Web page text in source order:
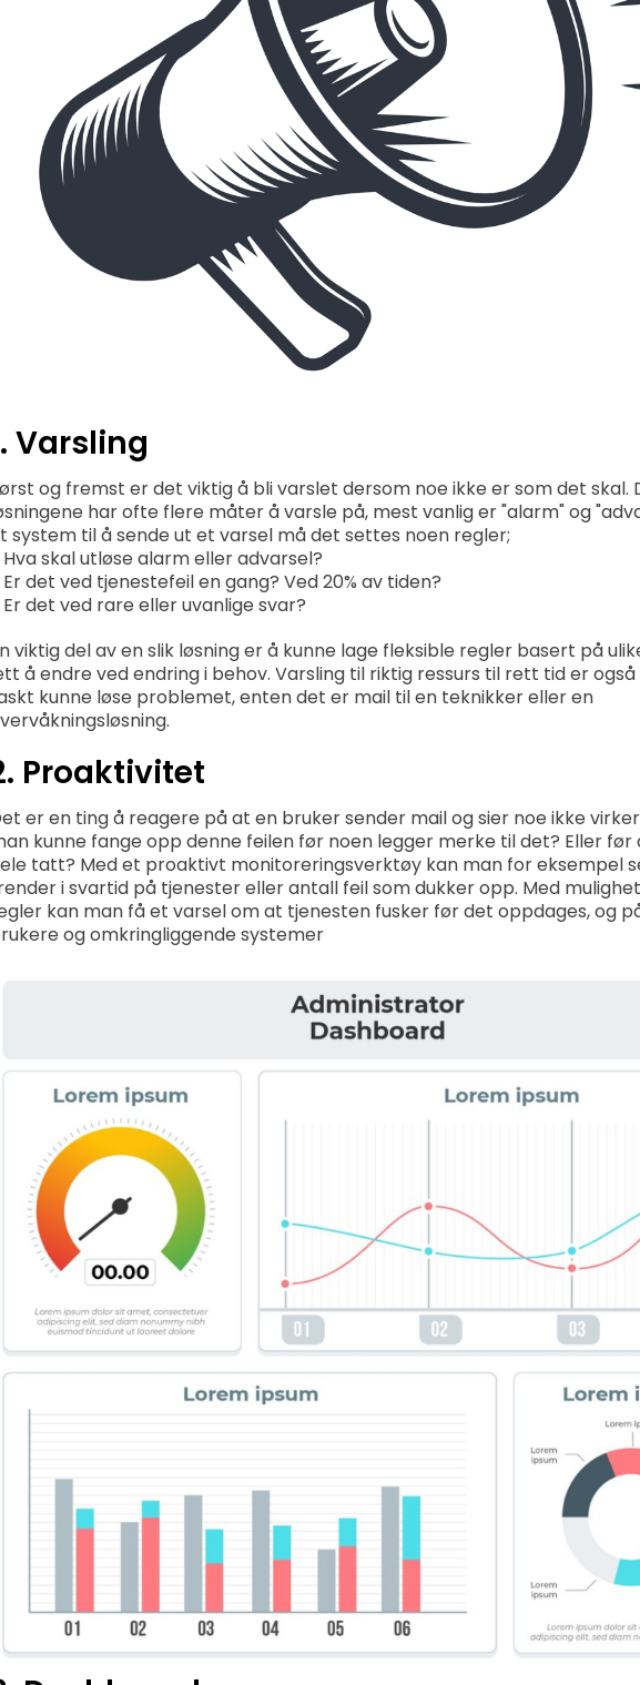
Varsling
og fremst er det viktig å bli varslet dersom noe ikke er som det skal.
har ofte flere måter å varsle på, mest vanlig er "alarm" og
system til å sende ut et varsel må det settes noen regler;
skal utløse alarm eller advarsel?
det ved tjenestefeil en gang? Ved 20% av tiden?
det ved rare eller uvanlige svar?
viktig del av en slik løsning er å kunne lage fleksible regler basert på
å endre ved endring i behov. Varsling til riktig ressurs til rett tid er
kunne løse problemet, enten det er mail til en teknikker eller en
Proaktivitet
er en ting å reagere på at en bruker sender mail og sier noe ikke
kunne fange opp denne feilen før noen legger merke til det? Eller før
tatt? Med et proaktivt monitoreringsverktøy kan man for eksempel
i svartid på tjenester eller antall feil som dukker opp. Med
kan man få et varsel om at tjenesten fusker før det oppdages, og
og omkringliggende systemer